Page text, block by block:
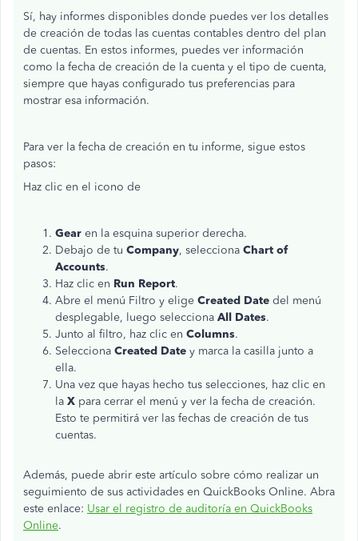
Sí, hay informes disponibles donde puedes ver los detalles
de creación de todas las cuentas contables dentro del plan
de cuentas. En estos informes, puedes ver información
como la fecha de creación de la cuenta y el tipo de cuenta,
siempre que hayas configurado tus preferencias para
mostrar esa información.
Para ver la fecha de creación en tu informe, sigue estos
pasos:
Haz clic en el icono de
Gear en la esquina superior derecha.
Debajo de tu Company, selecciona Chart of
Accounts.
Haz clic en Run Report.
Abre el menú Filtro y elige Created Date del menú
desplegable, luego selecciona All Dates.
Junto al filtro, haz clic en Columns.
Selecciona Created Date y marca la casilla junto a
ella.
Una vez que hayas hecho tus selecciones, haz clic en
la X para cerrar el menú y ver la fecha de creación.
Esto te permitirá ver las fechas de creación de tus
cuentas.
Además, puede abrir este artículo sobre cómo realizar un
seguimiento de sus actividades en QuickBooks Online. Abra
este enlace: Usar el registro de auditoría en QuickBooks
Online.